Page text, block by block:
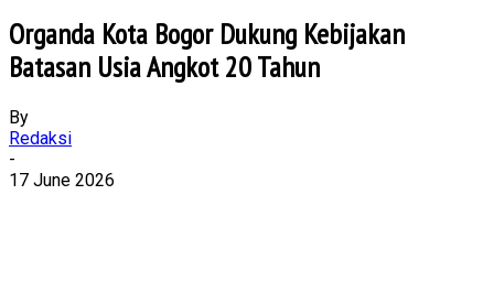
Organda Kota Bogor Dukung Kebijakan
Batasan Usia Angkot 20 Tahun
By
Redaksi
-
17 June 2026